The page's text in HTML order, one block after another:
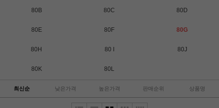
80B 80C 80D
80E 80F 80G
80H 80 I 80J
80K 80L
최신순 낮은가격 높은가격 판매순위 상품명